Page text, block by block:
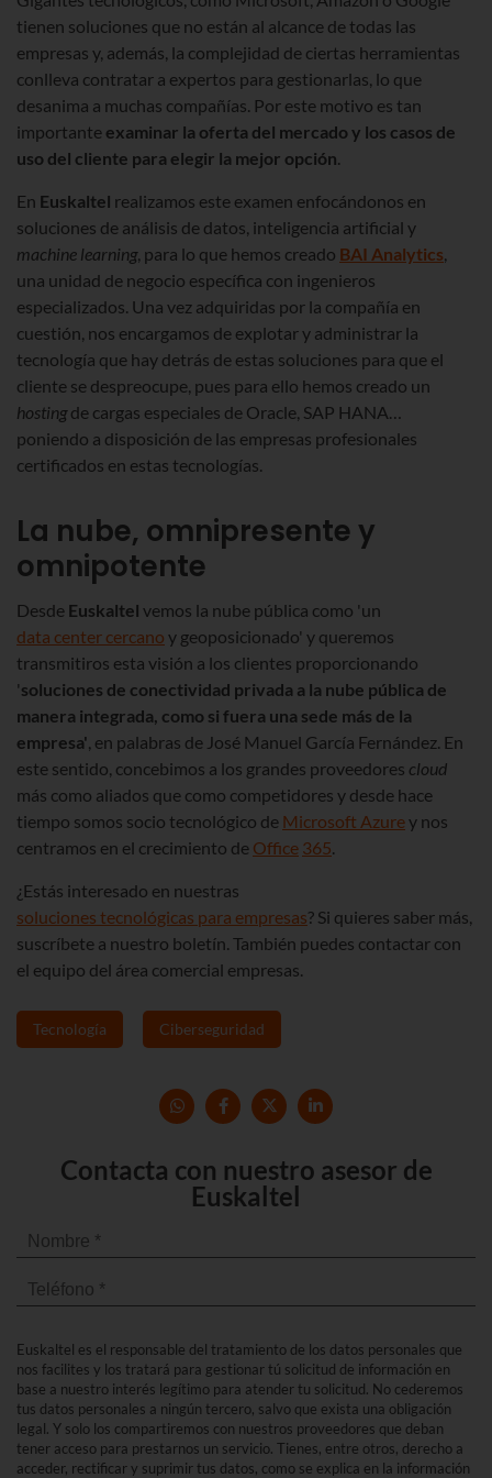
tienen soluciones que no están al alcance de todas las
empresas y, además, la complejidad de ciertas herramientas
conlleva contratar a expertos para gestionarlas, lo que
desanima a muchas compañías. Por este motivo es tan
importante examinar la oferta del mercado y los casos de
uso del cliente para elegir la mejor opción.
En Euskaltel realizamos este examen enfocándonos en
soluciones de análisis de datos, inteligencia artificial y
machine learning, para lo que hemos creado BAI Analytics,
una unidad de negocio específica con ingenieros
especializados. Una vez adquiridas por la compañía en
cuestión, nos encargamos de explotar y administrar la
tecnología que hay detrás de estas soluciones para que el
cliente se despreocupe, pues para ello hemos creado un
hostingde cargas especiales de Oracle, SAP HANA…
poniendo a disposición de las empresas profesionales
certificados en estas tecnologías.
La nube, omnipresente y
omnipotente
Desde Euskaltel vemos la nube pública como 'un
data center cercano y geoposicionado' y queremos
transmitiros esta visión a los clientes proporcionando
'soluciones de conectividad privada a la nube pública de
manera integrada, como si fuera una sede más de la
empresa', en palabras de José Manuel García Fernández. En
este sentido, concebimos a los grandes proveedores cloud
más como aliados que como competidores y desde hace
tiempo somos socio tecnológico de Microsoft Azurey nos
centramos en el crecimiento de Office 365.
¿Estás interesado en nuestras
soluciones tecnológicas para empresas? Si quieres saber más,
suscríbete a nuestro boletín. También puedes contactar con
el equipo del área comercial empresas.
Tecnología Ciberseguridad
Contacta con nuestro asesor de
Euskaltel
Euskaltel es el responsable del tratamiento de los datos personales que
nos facilites y los tratará para gestionar tú solicitud de información en
base a nuestro interés legítimo para atender tu solicitud. No cederemos
tus datos personales a ningún tercero, salvo que exista una obligación
legal. Y solo los compartiremos con nuestros proveedores que deban
tener acceso para prestarnos un servicio. Tienes, entre otros, derecho a
acceder, rectificar y suprimir tus datos, como se explica en la información